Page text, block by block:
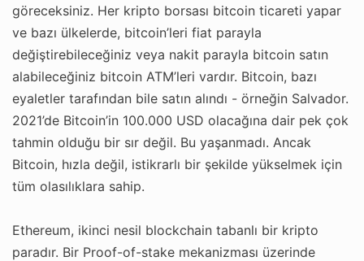
göreceksiniz. Her kripto borsası bitcoin ticareti yapar
ve bazı ülkelerde, bitcoin’leri fiat parayla
değiştirebileceğiniz veya nakit parayla bitcoin satın
alabileceğiniz bitcoin ATM’leri vardır. Bitcoin, bazı
eyaletler tarafından bile satın alındı ​​- örneğin Salvador.
2021’de Bitcoin’in 100.000 USD olacağına dair pek çok
tahmin olduğu bir sır değil. Bu yaşanmadı. Ancak
Bitcoin, hızla değil, istikrarlı bir şekilde yükselmek için
tüm olasılıklara sahip.
Ethereum, ikinci nesil blockchain tabanlı bir kripto
paradır. Bir Proof-of-stake mekanizması üzerinde